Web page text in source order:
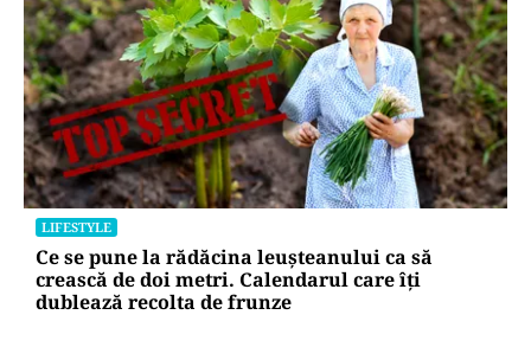
LIFESTYLE
Ce se pune la rădăcina leușteanului ca să
crească de doi metri. Calendarul care îți
dublează recolta de frunze